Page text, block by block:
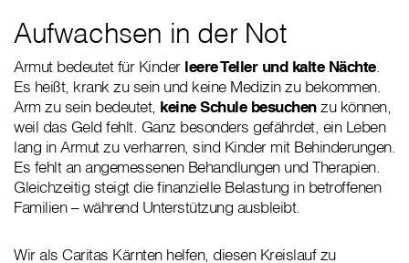
Aufwachsen in der Not
Armut bedeutet für Kinder leere Teller und kalte Nächte.
Es heißt, krank zu sein und keine Medizin zu bekommen.
Arm zu sein bedeutet, keine Schule besuchenzu können,
weil das Geld fehlt. Ganz besonders gefährdet, ein Leben
lang in Armut zu verharren, sind Kinder mit Behinderungen.
Es fehlt an angemessenen Behandlungen und Therapien.
Gleichzeitig steigt die finanzielle Belastung in betroffenen
Familien – während Unterstützung ausbleibt.
Wir als Caritas Kärnten helfen, diesen Kreislauf zu